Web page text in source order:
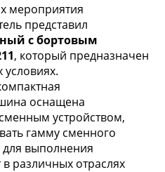
мероприятия
представил
с бортовым
, который предназначен
условиях.
оснащена
устройством,
гамму сменного
выполнения
различных отраслях